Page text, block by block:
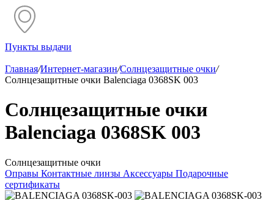
Пункты выдачи
Главная/Интернет-магазин/Солнцезащитные очки/
Солнцезащитные очки Balenciaga 0368SK 003
Солнцезащитные очки
Balenciaga 0368SK 003
Солнцезащитные очки
Оправы Контактные линзы Аксессуары Подарочные
сертификаты